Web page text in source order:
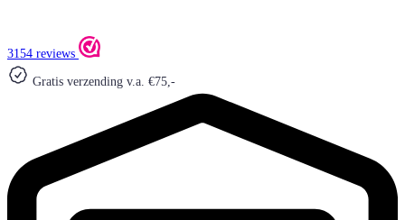
3154 reviews
Gratis verzending v.a. €75,-